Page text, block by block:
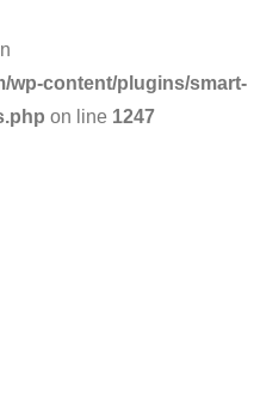
wp-content/plugins/smart-
on line 1247